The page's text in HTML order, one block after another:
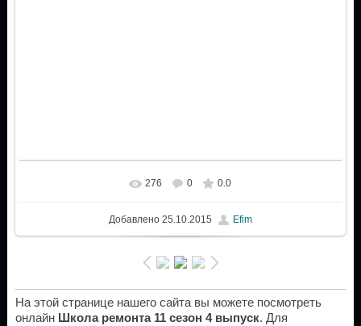
276 0 0.0
Добавлено25.10.2015 Efim
На этой странице нашего сайта вы можете посмотреть
онлайн Школа ремонта 11 сезон 4 выпуск. Для